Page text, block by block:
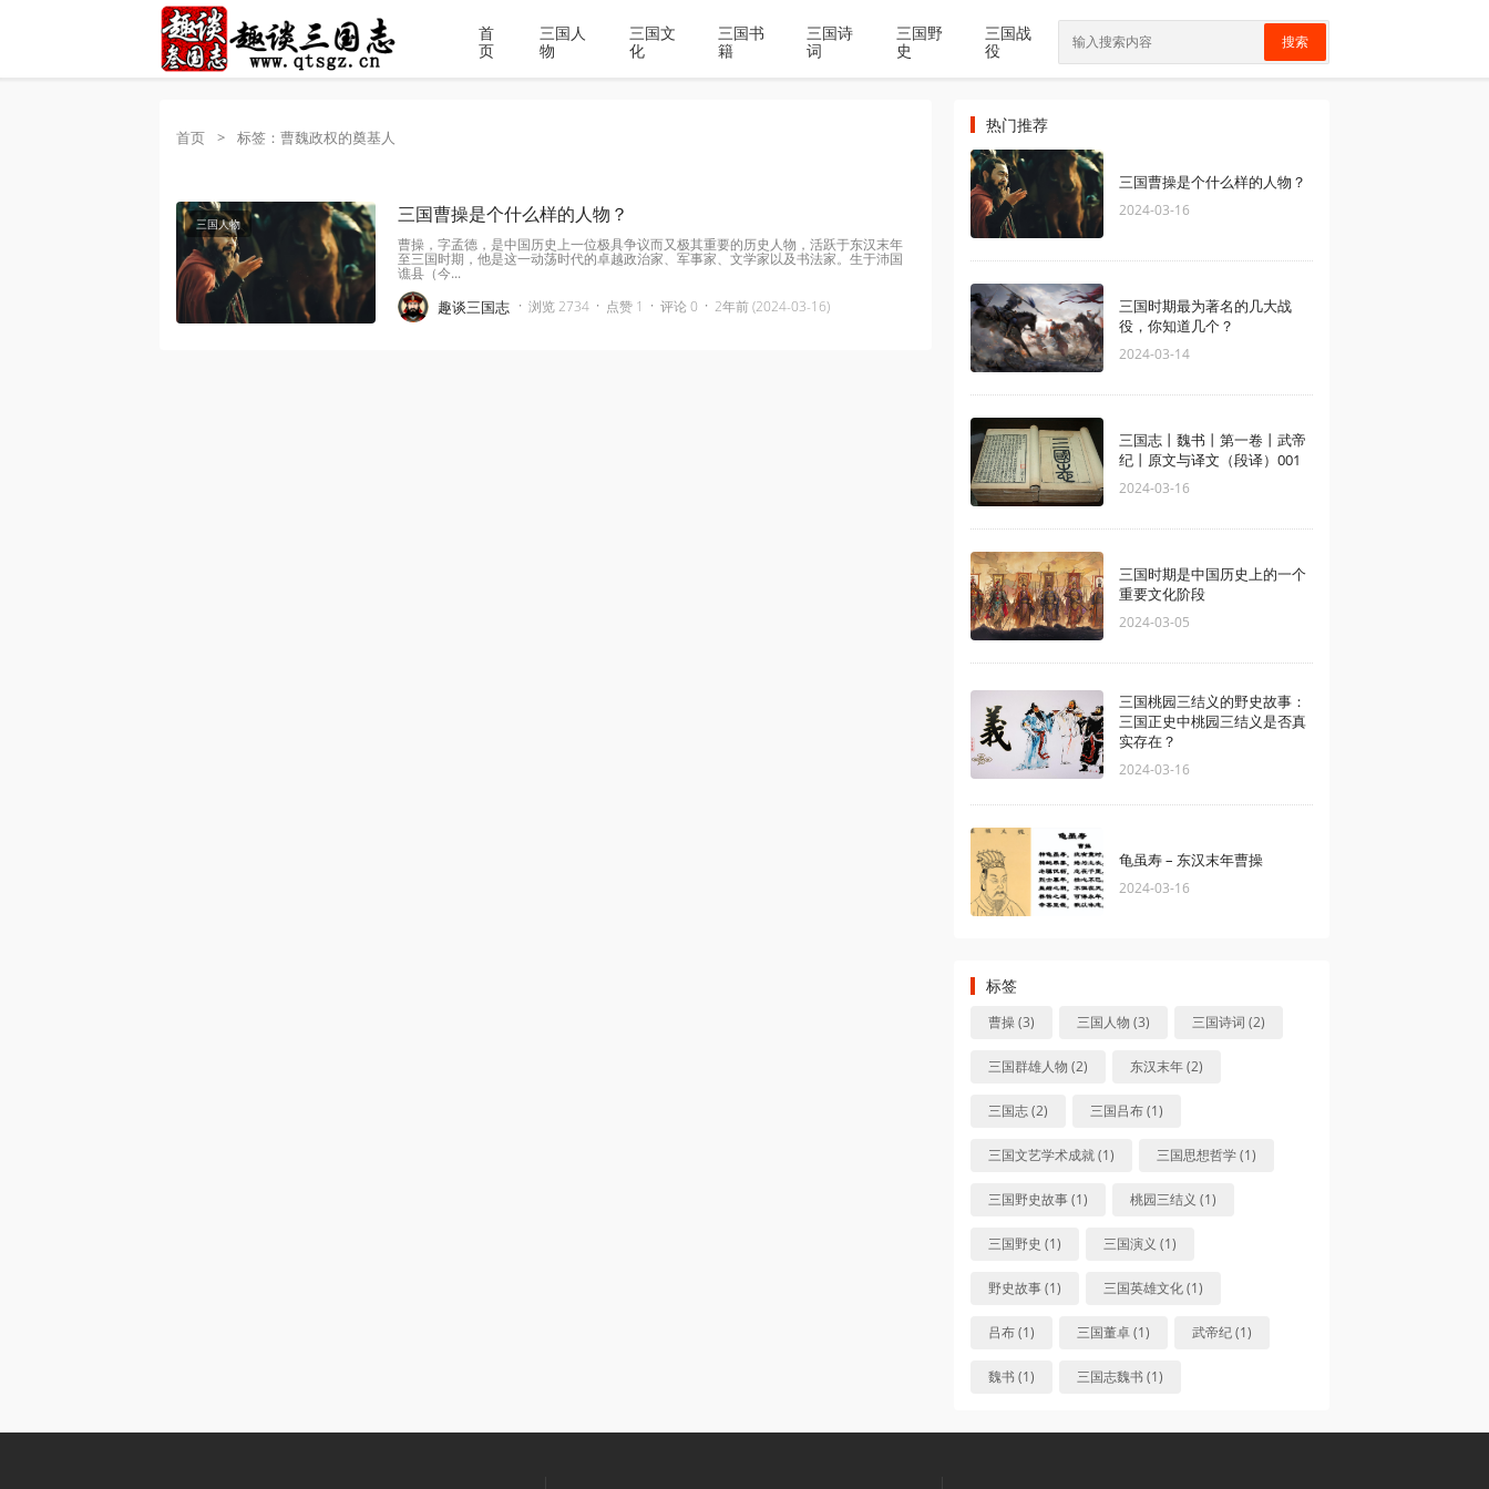
首
页
三国人
物
三国文
化
三国书
籍
三国诗
词
三国野
史
三国战
役
搜索
首页 > 标签：曹魏政权的奠基人
三国人物 三国曹操是个什么样的人物？
曹操，字孟德，是中国历史上一位极具争议而又极其重要的历史人物，活跃于东汉末年
至三国时期，他是这一动荡时代的卓越政治家、军事家、文学家以及书法家。生于沛国
谯县（今...
趣谈三国志 · 浏览 2734 · 点赞 1 · 评论 0 · 2年前 (2024-03-16)
热门推荐
三国曹操是个什么样的人物？
2024-03-16
三国时期最为著名的几大战
役，你知道几个？
2024-03-14
三国志丨魏书丨第一卷丨武帝
纪丨原文与译文（段译）001
2024-03-16
三国时期是中国历史上的一个
重要文化阶段
2024-03-05
三国桃园三结义的野史故事：
三国正史中桃园三结义是否真
实存在？
2024-03-16
龟虽寿 – 东汉末年曹操
2024-03-16
标签
曹操 (3) 三国人物 (3) 三国诗词 (2)
三国群雄人物 (2) 东汉末年 (2)
三国志 (2) 三国吕布 (1)
三国文艺学术成就 (1) 三国思想哲学 (1)
三国野史故事 (1) 桃园三结义 (1)
三国野史 (1) 三国演义 (1)
野史故事 (1) 三国英雄文化 (1)
吕布 (1) 三国董卓 (1) 武帝纪 (1)
魏书 (1) 三国志魏书 (1)